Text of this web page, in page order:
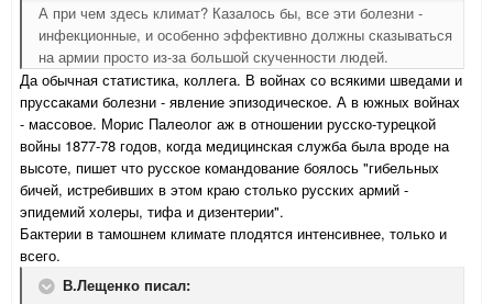
А при чем здесь климат? Казалось бы, все эти болезни -
инфекционные, и особенно эффективно должны сказываться
на армии просто из-за большой скученности людей.
Да обычная статистика, коллега. В войнах со всякими шведами и
пруссаками болезни - явление эпизодическое. А в южных войнах
- массовое. Морис Палеолог аж в отношении русско-турецкой
войны 1877-78 годов, когда медицинская служба была вроде на
высоте, пишет что русское командование боялось "гибельных
бичей, истребивших в этом краю столько русских армий -
эпидемий холеры, тифа и дизентерии".
Бактерии в тамошнем климате плодятся интенсивнее, только и
всего.
В.Лещенко писал: